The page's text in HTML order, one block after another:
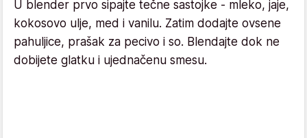
U blender prvo sipajte tečne sastojke - mleko, jaje,
kokosovo ulje, med i vanilu. Zatim dodajte ovsene
pahuljice, prašak za pecivo i so. Blendajte dok ne
dobijete glatku i ujednačenu smesu.